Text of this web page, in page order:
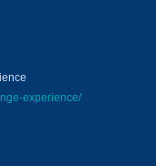
experience/